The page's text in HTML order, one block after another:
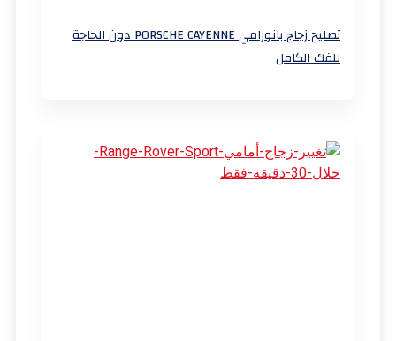
تصليح زجاج بانورامي PORSCHE CAYENNE دون الحاجة
للفك الكامل